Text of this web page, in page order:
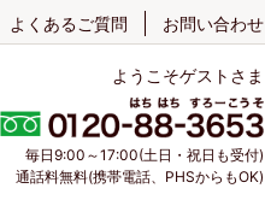
よくあるご質問 お問い合わせ
ようこそゲストさま
毎日9:00～17:00(土日・祝日も受付)
通話料無料(携帯電話、PHSからもOK)